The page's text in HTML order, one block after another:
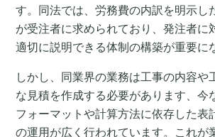
す。同法では、労務費の内訳を明示し
が受注者に求められており、発注者に
適切に説明できる体制の構築が重要に
しかし、同業界の業務は工事の内容や
な見積を作成する必要があります、今
フォーマットや計算方法に依存した表
の運用が広く行われています。これが